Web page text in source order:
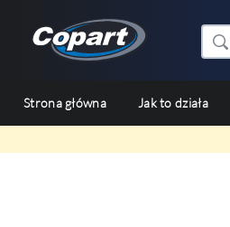
Strona główna Jak to działa